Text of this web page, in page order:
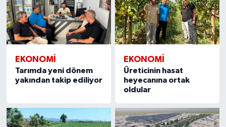
EKONOMİ
Tarımda yeni dönem
yakından takip ediliyor
EKONOMİ
Üreticinin hasat
heyecanına ortak
oldular